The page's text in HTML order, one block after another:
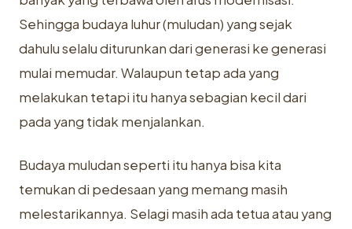
Sehingga budaya luhur (muludan) yang sejak
dahulu selalu diturunkan dari generasi ke generasi
mulai memudar. Walaupun tetap ada yang
melakukan tetapi itu hanya sebagian kecil dari
pada yang tidak menjalankan.
Budaya muludan seperti itu hanya bisa kita
temukan di pedesaan yang memang masih
melestarikannya. Selagi masih ada tetua atau yang